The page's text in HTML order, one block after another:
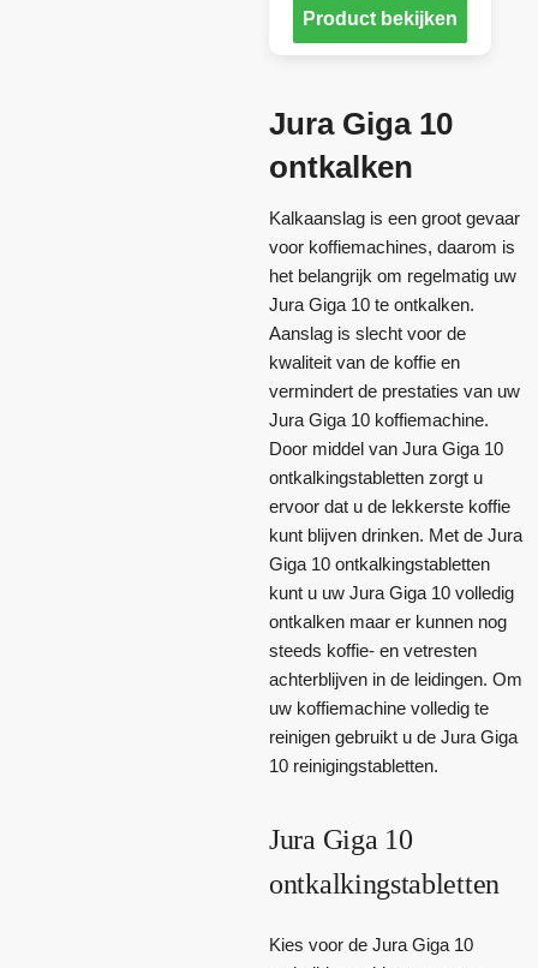
Product bekijken
Jura Giga 10
ontkalken
Kalkaanslag is een groot gevaar
voor koffiemachines, daarom is
het belangrijk om regelmatig uw
Jura Giga 10 te ontkalken.
Aanslag is slecht voor de
kwaliteit van de koffie en
vermindert de prestaties van uw
Jura Giga 10 koffiemachine.
Door middel van Jura Giga 10
ontkalkingstabletten zorgt u
ervoor dat u de lekkerste koffie
kunt blijven drinken. Met de Jura
Giga 10 ontkalkingstabletten
kunt u uw Jura Giga 10 volledig
ontkalken maar er kunnen nog
steeds koffie- en vetresten
achterblijven in de leidingen. Om
uw koffiemachine volledig te
reinigen gebruikt u de Jura Giga
10 reinigingstabletten.
Jura Giga 10
ontkalkingstabletten
Kies voor de Jura Giga 10